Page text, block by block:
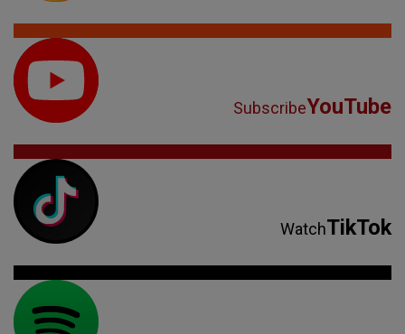
SubscribeYouTube
WatchTikTok